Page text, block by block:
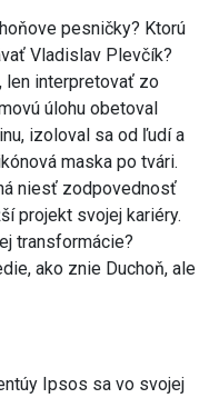
pesničky? Ktorú
Vladislav Plevčík?
len interpretovať zo
úlohu obetoval
izoloval sa od ľudí a
maska po tvári.
niesť zodpovednosť
projekt svojej kariéry.
transformácie?
ako znie Duchoň, ale
Ipsos sa vo svojej